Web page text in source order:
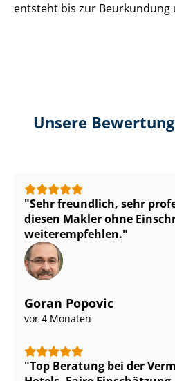
entsteht bis zur Beurkundung
Unsere
Sehr freundlich, sehr
diesen Makler ohne
weiterempfehlen.
Goran Popovic
vor 4 Monaten
Top Beratung bei der